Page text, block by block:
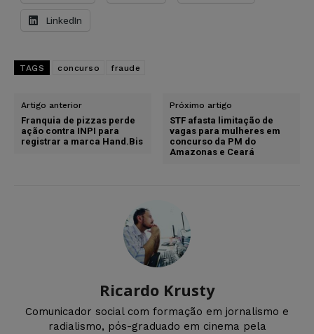
LinkedIn
TAGS concurso fraude
Artigo anterior
Franquia de pizzas perde
ação contra INPI para
registrar a marca Hand.Bis
Próximo artigo
STF afasta limitação de
vagas para mulheres em
concurso da PM do
Amazonas e Ceará
Ricardo Krusty
Comunicador social com formação em jornalismo e
radialismo, pós-graduado em cinema pela